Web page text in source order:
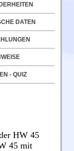
DATEN
- QUIZ
HW 45
45 mit